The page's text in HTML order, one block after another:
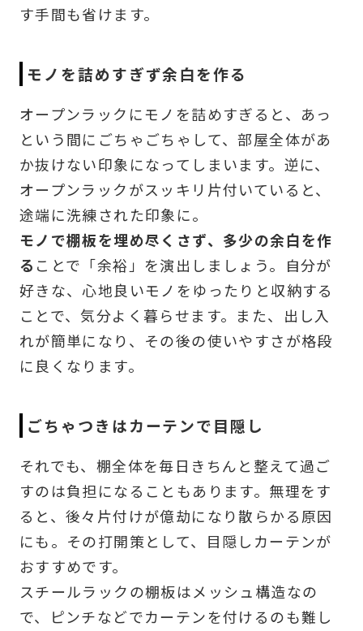
す手間も省けます。
モノを詰めすぎず余白を作る
オープンラックにモノを詰めすぎると、あっ
という間にごちゃごちゃして、部屋全体があ
か抜けない印象になってしまいます。逆に、
オープンラックがスッキリ片付いていると、
途端に洗練された印象に。
モノで棚板を埋め尽くさず、多少の余白を作
る ことで「余裕」を演出しましょう。自分が
好きな、心地良いモノをゆったりと収納する
ことで、気分よく暮らせます。また、出し入
れが簡単になり、その後の使いやすさが格段
に良くなります。
ごちゃつきはカーテンで目隠し
それでも、棚全体を毎日きちんと整えて過ご
すのは負担になることもあります。無理をす
ると、後々片付けが億劫になり散らかる原因
にも。その打開策として、目隠しカーテンが
おすすめです。
スチールラックの棚板はメッシュ構造なの
で、ピンチなどでカーテンを付けるのも難し